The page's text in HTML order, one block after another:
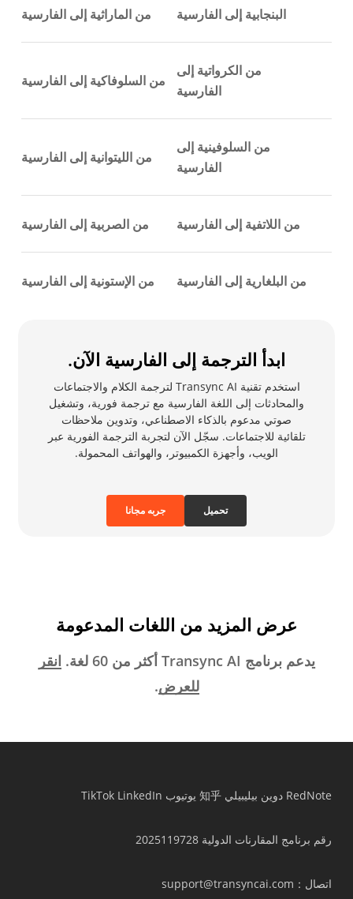
البنجابية إلى الفارسية من الماراثية إلى الفارسية
من الكرواتية إلى
الفارسية
من السلوفاكية إلى الفارسية
من السلوفينية إلى
الفارسية
من الليتوانية إلى الفارسية
من اللاتفية إلى الفارسية من الصربية إلى الفارسية
من البلغارية إلى الفارسية من الإستونية إلى الفارسية
ابدأ الترجمة إلى الفارسية الآن.
استخدم تقنية Transync AI لترجمة الكلام والاجتماعات
والمحادثات إلى اللغة الفارسية مع ترجمة فورية، وتشغيل
صوتي مدعوم بالذكاء الاصطناعي، وتدوين ملاحظات
تلقائية للاجتماعات. سجّل الآن لتجربة الترجمة الفورية عبر
الويب، وأجهزة الكمبيوتر، والهواتف المحمولة.
جربه مجانا تحميل
عرض المزيد من اللغات المدعومة
يدعم برنامج Transync AI أكثر من 60 لغة.
انقر
للعرض.
RedNote دوين بيليبيلي 知乎 يوتيوب TikTok LinkedIn
رقم برنامج المقارنات الدولية 2025119728
اتصال ：support@transyncai.com